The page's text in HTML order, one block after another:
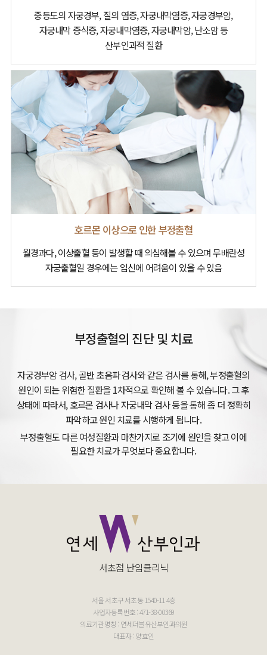
중등도의 자궁경부, 질의 염증, 자궁내막염증,자궁경부암,
자궁내막 증식증, 자궁내막염증,자궁내막암, 난소암 등
산부인과적 질환
호르몬 이상으로 인한 부정출혈
월경과다, 이상출혈 등이 발생할 때의심해볼 수 있으며무배란성
자궁출혈일 경우에는임신에 어려움이 있을 수 있음
부정출혈의 진단 및 치료
자궁경부암 검사, 골반 초음파 검사와 같은 검사를 통해, 부정출혈의
원인이 되는 위험한 질환을 1차적으로 확인해 볼 수 있습니다. 그 후
상태에 따라서, 호르몬 검사나 자궁내막 검사 등을 통해 좀 더 정확히
파악하고 원인 치료를 시행하게 됩니다.
부정출혈도 다른 여성질환과 마찬가지로 조기에 원인을 찾고 이에
필요한 치료가 무엇보다 중요합니다.
서초점 난임클리닉
서울 서초구 서초동 1540-11 4층
사업자등록번호 : 471-38-00369
의료기관명칭 : 연세더블유산부인과의원
대표자 : 양효인